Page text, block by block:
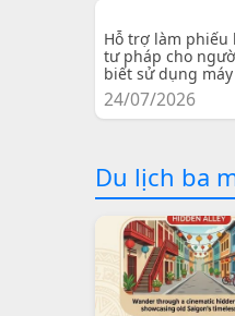
Hỗ trợ làm phiếu
tư pháp cho
biết sử dụng
24/07/2026
Du lịch ba